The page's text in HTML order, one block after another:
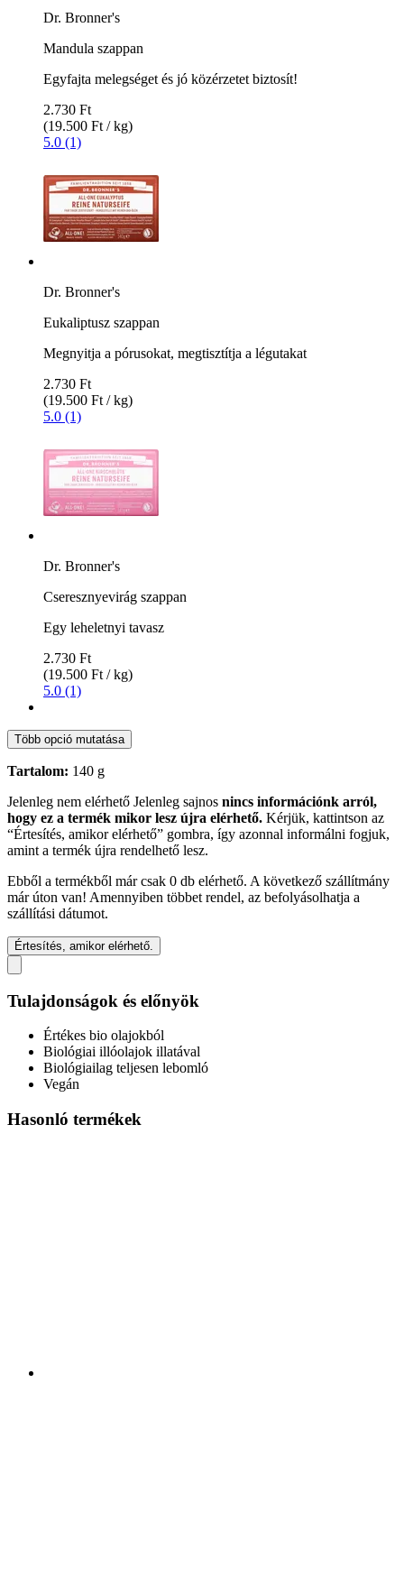
Dr. Bronner's
Mandula szappan
Egyfajta melegséget és jó közérzetet biztosít!
2.730 Ft
(19.500 Ft / kg)
5.0 (1)
Dr. Bronner's
Eukaliptusz szappan
Megnyitja a pórusokat, megtisztítja a légutakat
2.730 Ft
(19.500 Ft / kg)
5.0 (1)
Dr. Bronner's
Cseresznyevirág szappan
Egy leheletnyi tavasz
2.730 Ft
(19.500 Ft / kg)
5.0 (1)
Több opció mutatása
Tartalom: 140 g
Jelenleg nem elérhető Jelenleg sajnos nincs információnk arról,
hogy ez a termék mikor lesz újra elérhető. Kérjük, kattintson az
“Értesítés, amikor elérhető” gombra, így azonnal informálni fogjuk,
amint a termék újra rendelhető lesz.
Ebből a termékből már csak 0 db elérhető. A következő szállítmány
már úton van! Amennyiben többet rendel, az befolyásolhatja a
szállítási dátumot.
Értesítés, amikor elérhető.
Tulajdonságok és előnyök
Értékes bio olajokból
Biológiai illóolajok illatával
Biológiailag teljesen lebomló
Vegán
Hasonló termékek